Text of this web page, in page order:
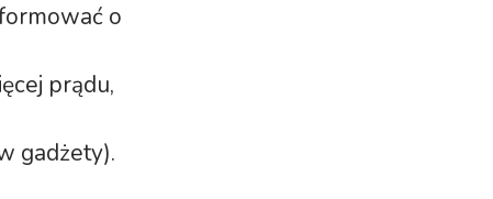
o
prądu,
gadżety).